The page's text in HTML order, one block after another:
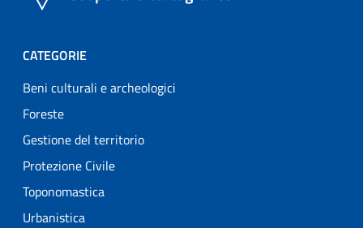
CATEGORIE
Beni culturali e archeologici
Foreste
Gestione del territorio
Protezione Civile
Toponomastica
Urbanistica